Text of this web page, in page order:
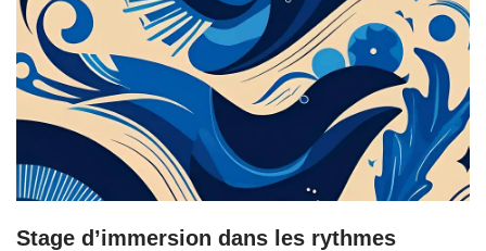
Stage d’immersion dans les rythmes